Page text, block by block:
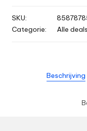
SKU:
Categorie:
Alle deals
Beschrijving